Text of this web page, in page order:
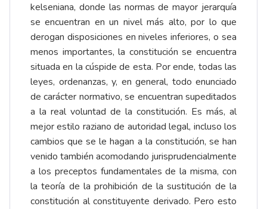
kelseniana, donde las normas de mayor jerarquía
se encuentran en un nivel más alto, por lo que
derogan disposiciones en niveles inferiores, o sea
menos importantes, la constitución se encuentra
situada en la cúspide de esta. Por ende, todas las
leyes, ordenanzas, y, en general, todo enunciado
de carácter normativo, se encuentran supeditados
a la real voluntad de la constitución. Es más, al
mejor estilo raziano de autoridad legal, incluso los
cambios que se le hagan a la constitución, se han
venido también acomodando jurisprudencialmente
a los preceptos fundamentales de la misma, con
la teoría de la prohibición de la sustitución de la
constitución al constituyente derivado. Pero esto